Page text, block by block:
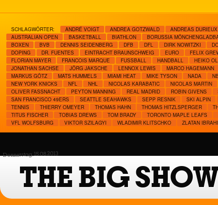
SCHLAGWÖRTER: ANDRÉ VOIGT ANDREA GOTZWALD
ANDREAS DURIEUX
AUSTRALIAN OPEN
BASKETBALL BIATHLON
BORUSSIA
BOXEN
BVB DENNIS SEIDENBERG DFB DFL DIRK NOWITZKI
DOPING
DR. FUENTES EINTRACHT BRAUNSCHWEIG EURO
FELIX
FLORIAN MAYER
FRANCOIS MARQUE FUSSBALL HANDBALL
HEIKO
JONATHAN SACHSE
JÖRG JAKSCHE LENNOX LEWIS
MARCO HAGEMANN
MARKUS GÖTZ
MATS HUMMELS MIAMI HEAT MIKE TYSON NADA
NEW YORK KNICKS
NFL NHL NICOLAS KARABATIC
NICOLAS MARTIN
OLIVER FASSNACHT
PEYTON MANNING REAL MADRID ROBIN GIVENS
SAN FRANCISCO 49ERS
SEATTLE SEAHAWKS SEPP RESNIK
SKI ALPIN
TENNIS
THIERRY OMEYER THOMAS HAHN THOMAS HITZLSPERGER
TITUS FISCHER
TOBIAS DREWS TOM BRADY
TORONTO MAPLE LEAFS
VFL WOLFSBURG
VIKTOR SZILAGYI WLADIMIR KLITSCHKO ZLATAN
Donnerstag, 15.08.2013
THE BIG